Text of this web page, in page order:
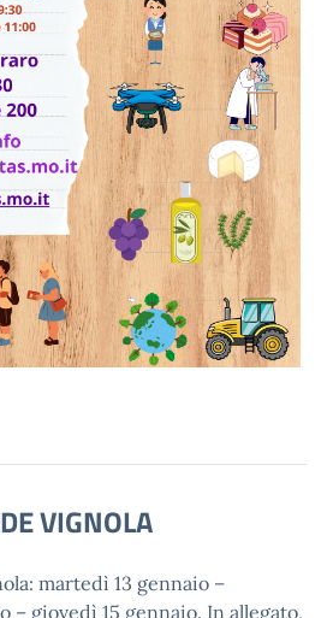
VIGNOLA
martedì 13 gennaio –
– giovedì 15 gennaio. In allegato,